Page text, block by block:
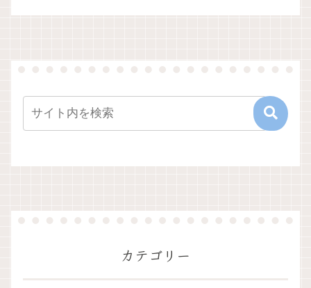
カテゴリー